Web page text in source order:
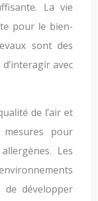
La vie
pour le bien-
sont des
avec
de l’air et
pour
Les
développer